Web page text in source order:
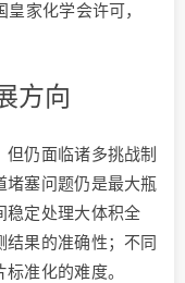
家化学会许可，
方向
仍面临诸多挑战制
堵塞问题仍是最大瓶
稳定处理大体积全
结果的准确性；不同
准化的难度。